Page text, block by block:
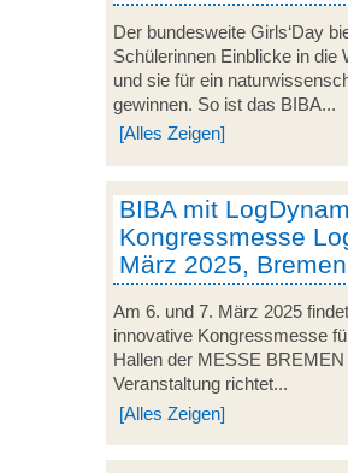
Der bundesweite Girls‘Day
Schülerinnen Einblicke in die
und sie für ein
gewinnen. So ist das BIBA...
[Alles Zeigen]
BIBA mit
Kongressmesse
März 2025, Bremen
Am 6. und 7. März 2025
innovative Kongressmesse
Hallen der MESSE
Veranstaltung richtet...
[Alles Zeigen]